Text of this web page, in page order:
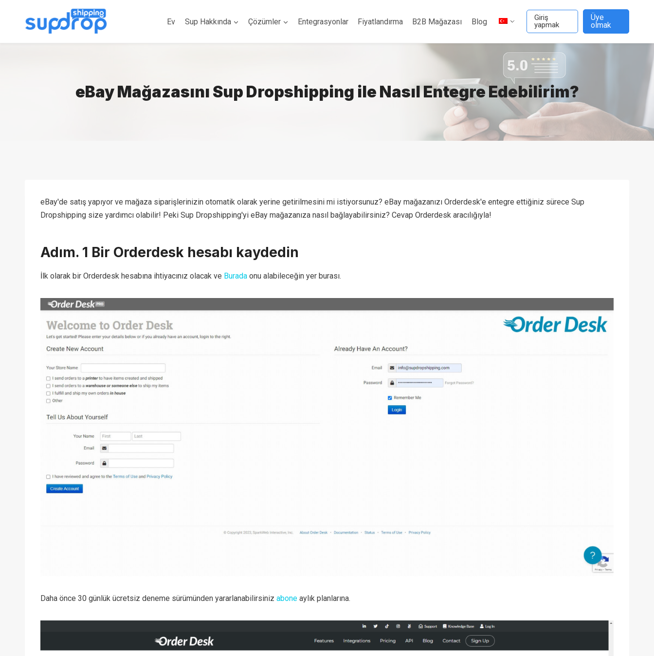
Ev Sup Hakkında Çözümler Entegrasyonlar Fiyatlandırma B2B Mağazası Blog
Giriş
yapmak
Üye
olmak
eBay Mağazasını Sup Dropshipping ile Nasıl Entegre Edebilirim?
eBay'de satış yapıyor ve mağaza siparişlerinizin otomatik olarak yerine getirilmesini mi istiyorsunuz? eBay mağazanızı Orderdesk'e entegre ettiğiniz sürece Sup
Dropshipping size yardımcı olabilir! Peki Sup Dropshipping'yi eBay mağazanıza nasıl bağlayabilirsiniz? Cevap Orderdesk aracılığıyla!
Adım. 1 Bir Orderdesk hesabı kaydedin
İlk olarak bir Orderdesk hesabına ihtiyacınız olacak ve Burada onu alabileceğin yer burası.
Daha önce 30 günlük ücretsiz deneme sürümünden yararlanabilirsiniz abone aylık planlarına.